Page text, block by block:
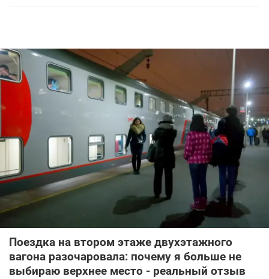
Поездка на втором этаже двухэтажного
вагона разочаровала: почему я больше не
выбираю верхнее место - реальный отзыв